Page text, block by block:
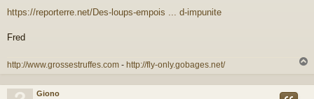
https://reporterre.net/Des-loups-empois ... d-impunite
Fred
http://www.grossestruffes.com - http://fly-only.gobages.net/
u
Giono